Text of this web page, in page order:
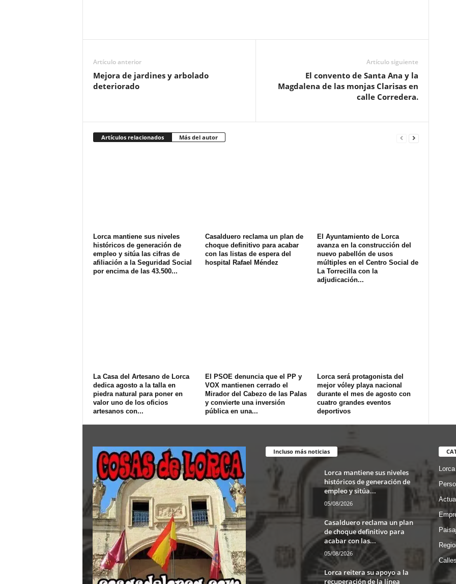
Artículo anterior
Mejora de jardines y arbolado
deteriorado
Artículo siguiente
El convento de Santa Ana y la
Magdalena de las monjas Clarisas en
calle Corredera.
Artículos relacionados Más del autor
Lorca mantiene sus niveles
históricos de generación de
empleo y sitúa las cifras de
afiliación a la Seguridad Social
por encima de las 43.500...
Casalduero reclama un plan de
choque definitivo para acabar
con las listas de espera del
hospital Rafael Méndez
El Ayuntamiento de Lorca
avanza en la construcción del
nuevo pabellón de usos
múltiples en el Centro Social de
La Torrecilla con la
adjudicación...
La Casa del Artesano de Lorca
dedica agosto a la talla en
piedra natural para poner en
valor uno de los oficios
artesanos con...
El PSOE denuncia que el PP y
VOX mantienen cerrado el
Mirador del Cabezo de las Palas
y convierte una inversión
pública en una...
Lorca será protagonista del
mejor vóley playa nacional
durante el mes de agosto con
cuatro grandes eventos
deportivos
Incluso más noticias
Lorca mantiene sus niveles
históricos de generación de
empleo y sitúa...
05/08/2026
Casalduero reclama un plan
de choque definitivo para
acabar con las...
05/08/2026
Lorca reitera su apoyo a la
recuperación de la línea
Lorca